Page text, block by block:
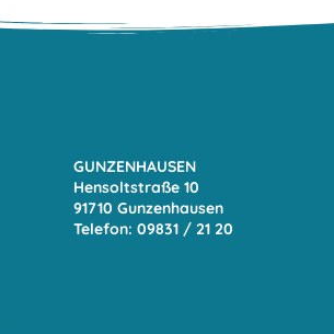
GUNZENHAUSEN
Hensoltstraße 10
91710 Gunzenhausen
Telefon: 09831 / 21 20